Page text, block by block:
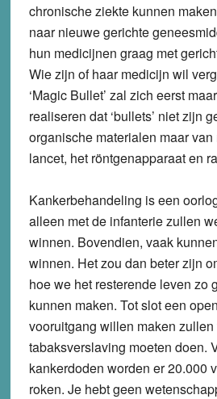
chronische ziekte kunnen
naar nieuwe gerichte
hun medicijnen graag met
Wie zijn of haar medicijn wil
‘Magic Bullet’ zal zich eerst
realiseren dat ‘bullets’ niet zijn
organische materialen maar
lancet, het röntgenapparaat en
Kankerbehandeling is een
alleen met de infanterie zullen
winnen. Bovendien, vaak
winnen. Het zou dan beter zijn
hoe we het resterende leven zo
kunnen maken. Tot slot een
vooruitgang willen maken
tabaksverslaving moeten doen.
kankerdoden worden er 20.000
roken. Je hebt geen